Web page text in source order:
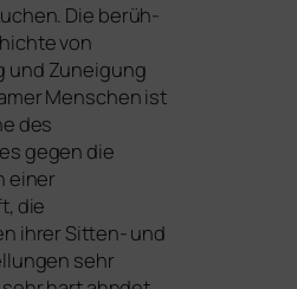
. Die berüh­
von
und Zuneigung
Menschen ist
des
gegen die
einer
die
ihrer Sitten- und
sehr